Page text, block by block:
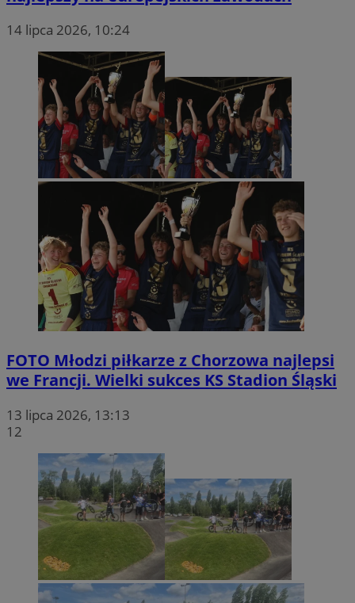
14 lipca 2026, 10:24
FOTO Młodzi piłkarze z Chorzowa najlepsi
we Francji. Wielki sukces KS Stadion Śląski
13 lipca 2026, 13:13
12